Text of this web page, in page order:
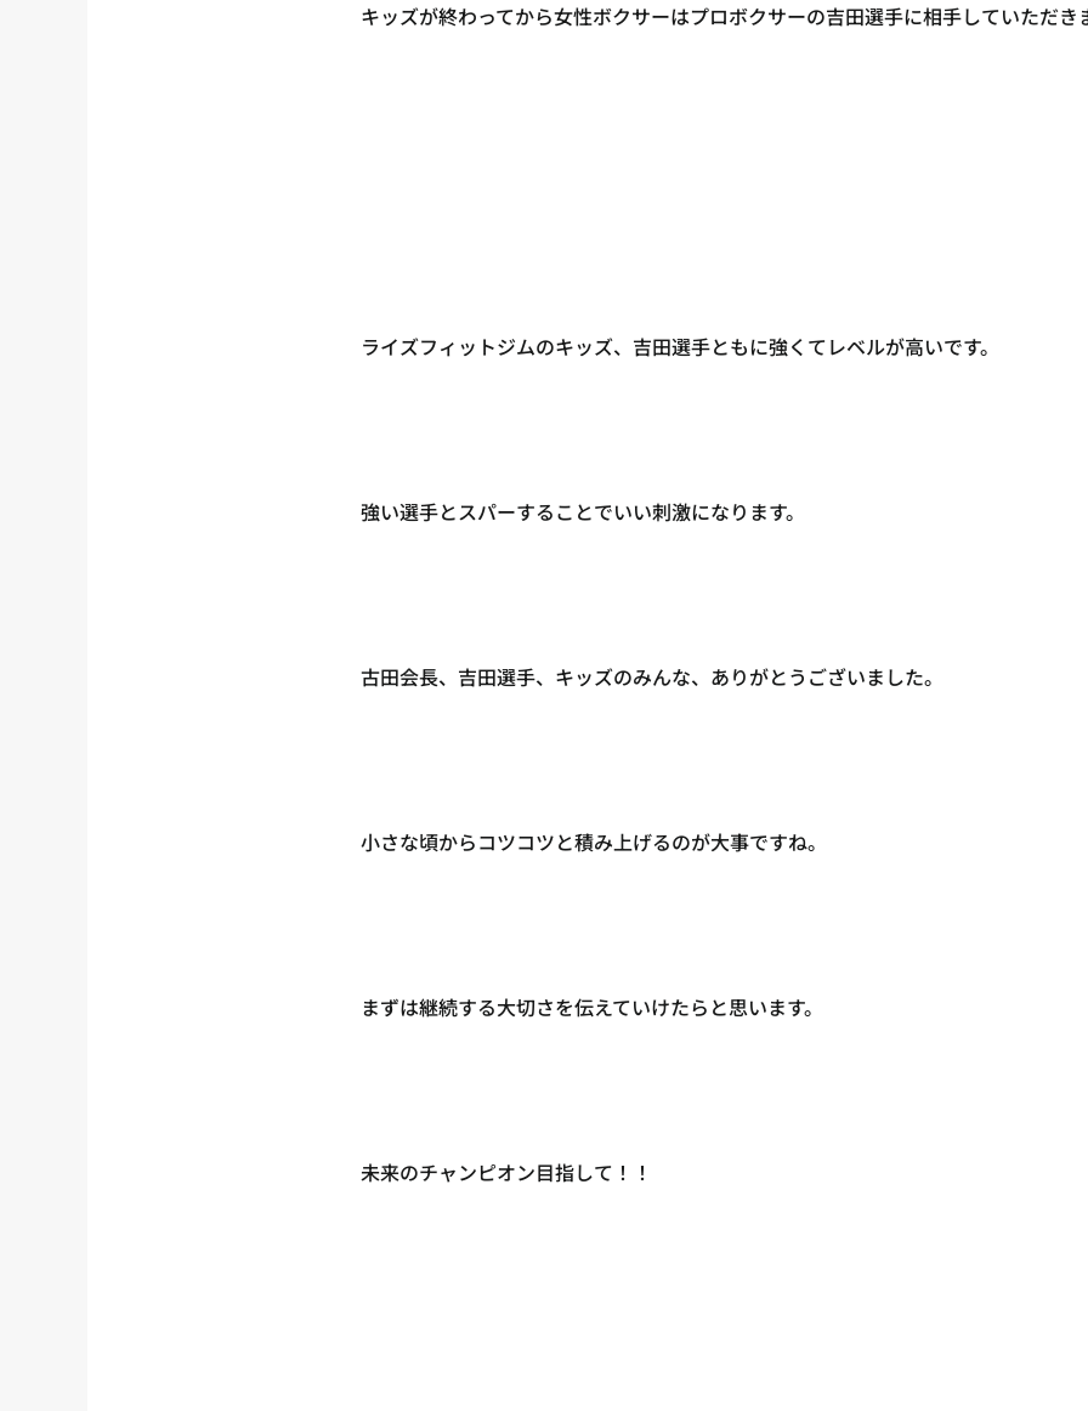
キッズが終わってから女性ボクサーはプロボクサーの吉田選手に相手していただき
ライズフィットジムのキッズ、吉田選手ともに強くてレベルが高いです。
強い選手とスパーすることでいい刺激になります。
古田会長、吉田選手、キッズのみんな、ありがとうございました。
小さな頃からコツコツと積み上げるのが大事ですね。
まずは継続する大切さを伝えていけたらと思います。
未来のチャンピオン目指して！！